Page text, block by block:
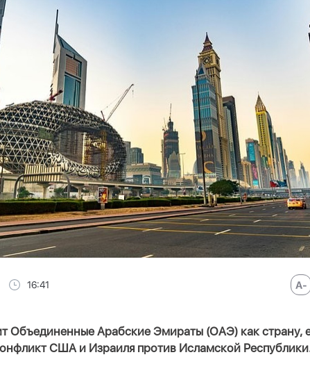
16:41
Объединенные Арабские Эмираты (ОАЭ) как страну,
США и Израиля против Исламской